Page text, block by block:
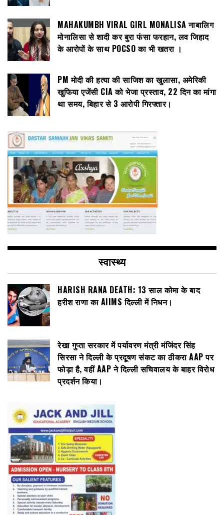
MAHAKUMBH VIRAL GIRL MONALISA नाबालिग
मोनालिसा से शादी कर बुरा फंसा फरहान, लव जिहाद
के आरोपों के साथ POCSO का भी खतरा ।
PM मोदी की हत्या की साजिश का खुलासा, अमेरिकी
खुफिया एजेंसी CIA को भेजा प्रस्ताव, 22 दिन का मांगा
था समय, बिहार से 3 आरोपी गिरफ्तार।
स्वास्थ्य
HARISH RANA DEATH: 13 साल कोमा के बाद
हरीश राणा का AIIMS दिल्ली में निधन।
रेखा गुप्ता सरकार में पर्यावरण मंत्री मंजिंदर सिंह
सिरसा ने दिल्ली के प्रदूषण संकट का ठीकरा AAP पर
फोड़ा है, वहीं AAP ने दिल्ली सचिवालय के बाहर विरोध
प्रदर्शन किया।